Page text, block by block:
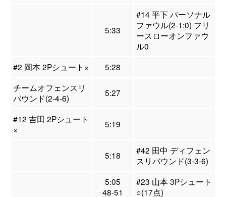
5:33
#14 平下 パーソナル
ファウル(2-1:0) フリ
ースローオンファウ
ル0
#2 岡本 2Pシュート×
5:28
チームオフェンスリ
バウンド(2-4-6)
5:27
#12 吉田 2Pシュート
×
5:19
5:18
#42 田中 ディフェン
スリバウンド(3-3-6)
5:05
48-51
#23 山本 3Pシュート
○(17点)